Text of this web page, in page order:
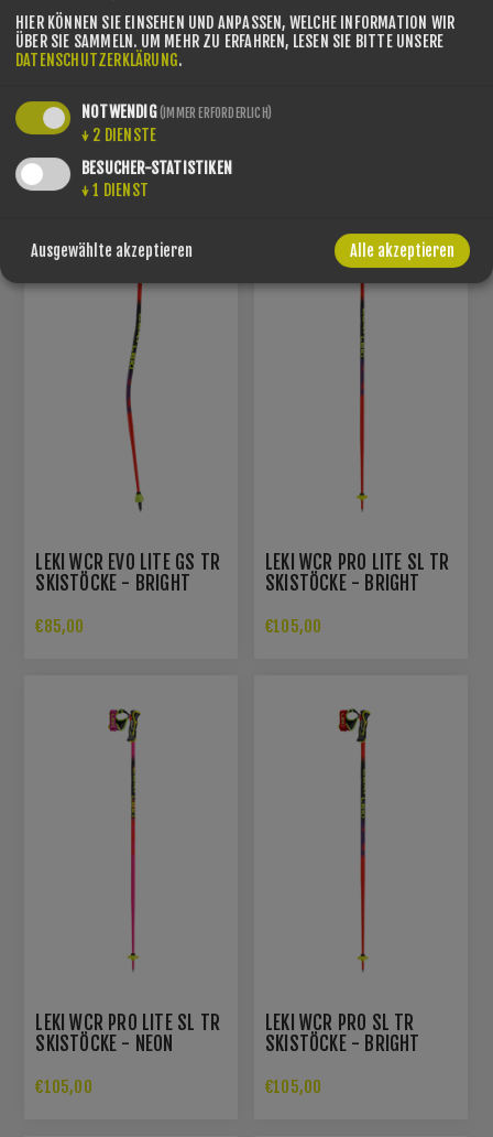
LEKI WCR EVO LITE SL TR
SKISTÖCKE -
RED/VIOLET/NEON YELLOW
€75,00
LEKI WCR EVO LITE SL TR
SKISTÖCKE - NEON
LEKI WCR EVO LITE GS TR
SKISTÖCKE - BRIGHT
€85,00
LEKI WCR PRO LITE SL TR
SKISTÖCKE - BRIGHT
€105,00
LEKI WCR PRO LITE SL TR
SKISTÖCKE - NEON
€105,00
LEKI WCR PRO SL TR
SKISTÖCKE - BRIGHT
€105,00
HIER KÖNNEN SIE EINSEHEN UND ANPASSEN, WELCHE INFORMATION WIR
ÜBER SIE SAMMELN. UM MEHR ZU ERFAHREN, LESEN SIE BITTE UNSERE
DATENSCHUTZERKLÄRUNG.
NOTWENDIG(IMMER ERFORDERLICH)
↓ 2 DIENSTE
BESUCHER-STATISTIKEN
↓ 1 DIENST
Ausgewählte akzeptieren Alle akzeptieren